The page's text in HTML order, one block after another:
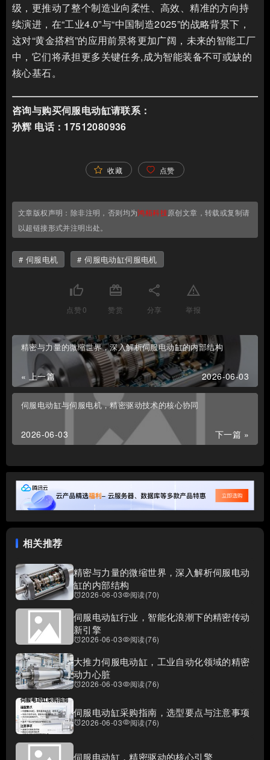
级，更推动了整个制造业向柔性、高效、精准的方向持
续演进，在“工业4.0”与“中国制造2025”的战略背景下，
这对“黄金搭档”的应用前景将更加广阔，未来的智能工厂
中，它们将承担更多关键任务,成为智能装备不可或缺的
核心基石。
咨询与购买伺服电动缸请联系：
孙辉 电话：17512080936
收藏 点赞
文章版权声明：除非注明，否则均为鸿栢科技原创文章，转载或复制请
以超链接形式并注明出处。
伺服电机 伺服电动缸伺服电机
thumb_up
点赞0
card_giftcard
赞赏
share
分享
report_problem
举报
精密与力量的微缩世界，深入解析伺服电动缸的内部结构
« 上一篇 2026-06-03
伺服电动缸与伺服电机，精密驱动技术的核心协同
下一篇 »
2026-06-03
相关推荐
精密与力量的微缩世界，深入解析伺服电动
缸的内部结构
access_alarms2026-06-03visibility阅读(70)
伺服电动缸行业，智能化浪潮下的精密传动
新引擎
access_alarms2026-06-03visibility阅读(76)
大推力伺服电动缸，工业自动化领域的精密
动力心脏
access_alarms2026-06-03visibility阅读(76)
伺服电动缸采购指南，选型要点与注意事项
access_alarms2026-06-03visibility阅读(76)
伺服电动缸，精密驱动的核心引擎